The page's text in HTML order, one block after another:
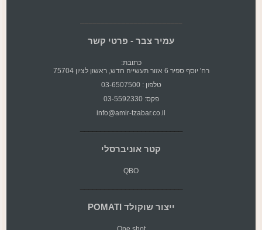
עמיר צבר - פרטי קשר
כתובת:
רח' יוסף ספיר 6 אזור תעשייה חדש, ראשון לציון 75704
טלפון : 03-6507500
פקס: 03-5592330
info@amir-tzabar.co.il
קטר אוניברסלי
QBO
ייצור שוקולד POMATI